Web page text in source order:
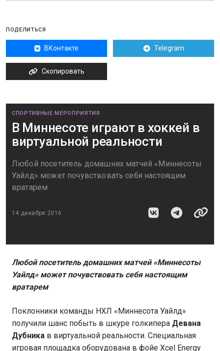
ПОДЕЛИТЬСЯ
ВКонтакте Telegram
Скопировать
СПОРТИВНЫЕ МЕРОПРИЯТИЯ
В Миннесоте играют в хоккей в
виртуальной реальности
Любой посетитель домашних матчей «Миннесоты
Уайлд» может почувствовать себя настоящим
вратарем
14 декабря 2016
Любой посетитель домашних матчей «Миннесоты
Уайлд» может почувствовать себя настоящим
вратарем
Поклонники команды НХЛ «Миннесота Уайлд»
получили шанс побыть в шкуре голкипера Девана
Дубника в виртуальной реальности. Специальная
игровая площадка оборудована в фойе Xcel Energy